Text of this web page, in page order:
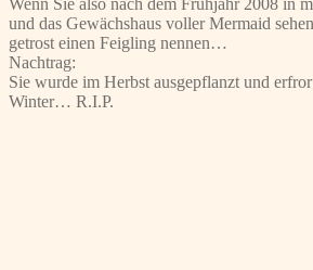
und das Gewächshaus voller Mermaid
getrost einen Feigling nennen…
Nachtrag:
Sie wurde im Herbst ausgepflanzt und
Winter… R.I.P.